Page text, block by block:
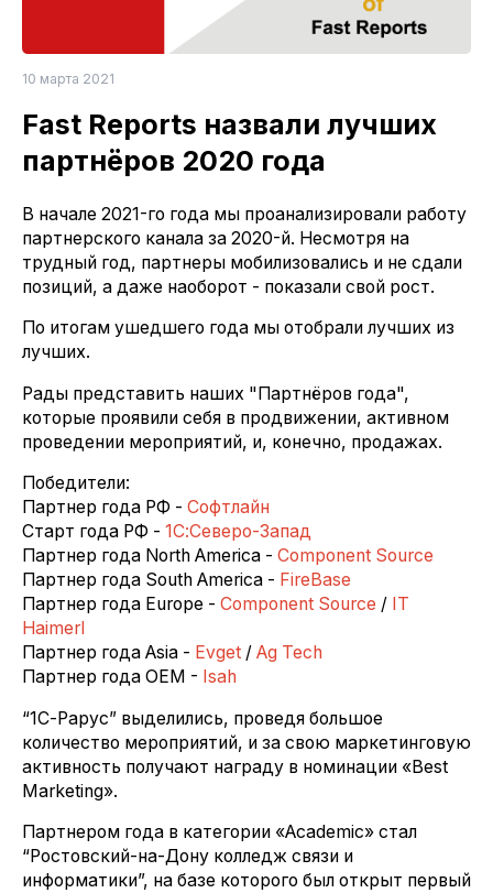
10 марта 2021
Fast Reports назвали лучших
партнёров 2020 года
В начале 2021-го года мы проанализировали работу
партнерского канала за 2020-й. Несмотря на
трудный год, партнеры мобилизовались и не сдали
позиций, а даже наоборот - показали свой рост.
По итогам ушедшего года мы отобрали лучших из
лучших.
Рады представить наших "Партнёров года",
которые проявили себя в продвижении, активном
проведении мероприятий, и, конечно, продажах.
Победители:
Партнер года РФ - Софтлайн
Старт года РФ - 1С:Северо-Запад
Партнер года North America - Component Source
Партнер года South America - FireBase
Партнер года Europe - Component Source / IT
Haimerl
Партнер года Asia - Evget / Ag Tech
Партнер года OEM - Isah
“1С-Рарус” выделились, проведя большое
количество мероприятий, и за свою маркетинговую
активность получают награду в номинации «Best
Marketing».
Партнером года в категории «Academic» стал
“Ростовский-на-Дону колледж связи и
информатики”, на базе которого был открыт первый